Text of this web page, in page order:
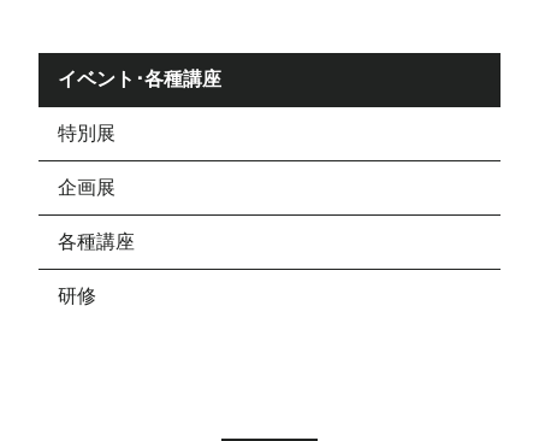
イベント･各種講座
特別展
企画展
各種講座
研修